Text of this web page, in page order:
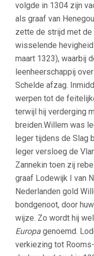
volgde in 1304 zijn
als graaf van
zette de strijd met
wisselende
maart 1323), waarbij
leenheerschappij
Schelde afzag.
werpen tot de
terwijl hij verderging
breiden.Willem was
leger tijdens de Slag
leger versloeg de
Zannekin toen zij
graaf Lodewijk I van
Nederlanden gold
bondgenoot, door
wijze. Zo wordt hij wel
Europa genoemd.
verkiezing tot